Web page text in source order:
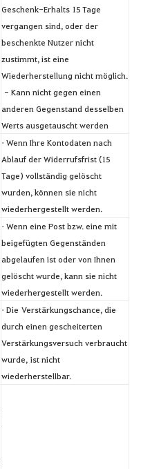
Geschenk-Erhalts 15 Tage
vergangen sind, oder der
beschenkte Nutzer nicht
zustimmt, ist eine
Wiederherstellung nicht möglich.
- Kann nicht gegen einen
anderen Gegenstand desselben
Werts ausgetauscht werden
• Wenn Ihre Kontodaten nach
Ablauf der Widerrufsfrist (15
Tage) vollständig gelöscht
wurden, können sie nicht
wiederhergestellt werden.
• Wenn eine Post bzw. eine mit
beigefügten Gegenständen
abgelaufen ist oder von Ihnen
gelöscht wurde, kann sie nicht
wiederhergestellt werden.
• Die Verstärkungschance, die
durch einen gescheiterten
Verstärkungsversuch verbraucht
wurde, ist nicht
wiederherstellbar.